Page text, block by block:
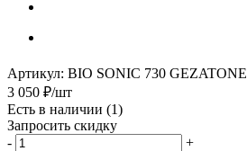
Артикул: BIO SONIC 730 GEZATONE
3 050 ₽/шт
Есть в наличии (1)
Запросить скидку
-
+